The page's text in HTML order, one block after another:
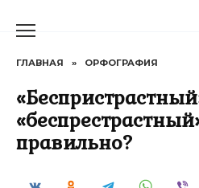
ГЛАВНАЯ » ОРФОГРАФИЯ
правильно?